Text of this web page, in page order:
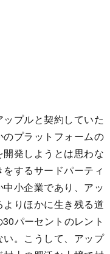
プルと契約していた
プラットフォームの
発しようとは思わな
するサードパーティ
小企業であり、アッ
りほかに生き残る道
パーセントのレント
。こうして、アップ